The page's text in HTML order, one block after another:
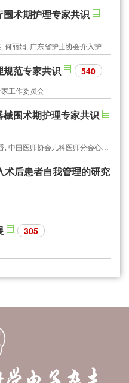
术期护理专家共识
陈秀梅, 孙冠宸, 丘伟燕, 陈思涓, 谢曼英, 何丽娟, 广东省护士协会介入护士分会, 广东省医师协会介入医师分会
规范专家共识 540
工作委员会
围术期护理专家共识
严秋萍, 周慧, 施萍, 杨玲, 杨道平, 刘利香, 中国医师协会儿科医师分会心血管专委会护理学组
后患者自我管理的研究
305